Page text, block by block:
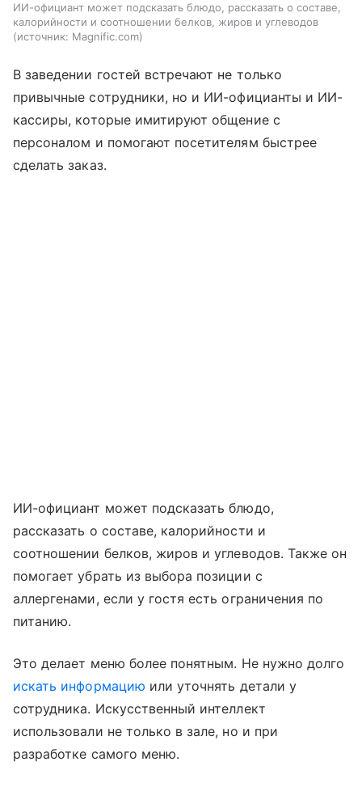
ИИ-официант может подсказать блюдо, рассказать о составе,
калорийности и соотношении белков, жиров и углеводов
источник: Magnific.com
В заведении гостей встречают не только
привычные сотрудники, но и ИИ-официанты и ИИ-
кассиры, которые имитируют общение с
персоналом и помогают посетителям быстрее
сделать заказ.
ИИ-официант может подсказать блюдо,
рассказать о составе, калорийности и
соотношении белков, жиров и углеводов. Также он
помогает убрать из выбора позиции с
аллергенами, если у гостя есть ограничения по
питанию.
Это делает меню более понятным. Не нужно долго
искать информацию или уточнять детали у
сотрудника. Искусственный интеллект
использовали не только в зале, но и при
разработке самого меню.